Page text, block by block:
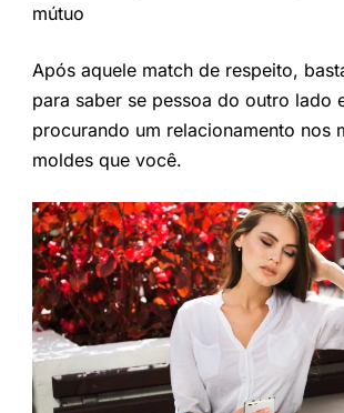
mútuo
Após aquele match de respeito,
para saber se pessoa do outro lado
procurando um relacionamento nos
moldes que você.